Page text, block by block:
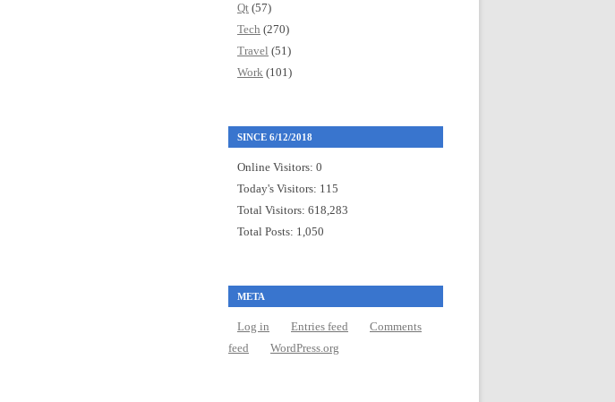
Qt (57)
Tech (270)
Travel (51)
Work (101)
SINCE 6/12/2018
Online Visitors: 0
Today's Visitors: 115
Total Visitors: 618,283
Total Posts: 1,050
META
Log in Entries feed
Comments
feed
WordPress.org